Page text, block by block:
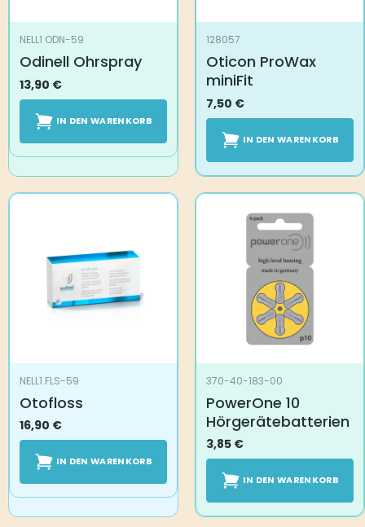
NELL1 ODN-59
Odinell Ohrspray
13,90 €
IN DEN WARENKORB
128057
Oticon ProWax
miniFit
7,50 €
IN DEN WARENKORB
NELL1 FLS-59
Otofloss
16,90 €
IN DEN WARENKORB
370-40-183-00
PowerOne 10
Hörgerätebatterien
3,85 €
IN DEN WARENKORB